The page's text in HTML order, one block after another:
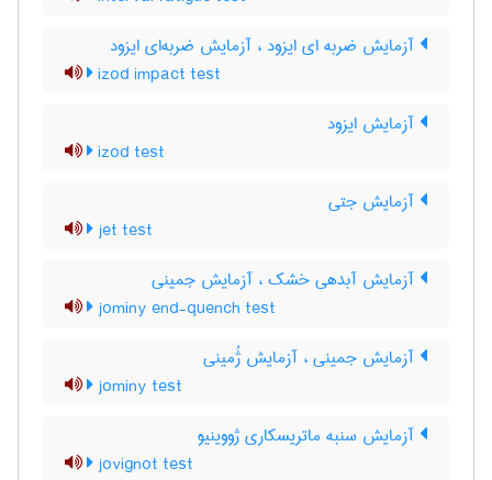
آزمایش ضربه ای ایزود ، آزمایش ضربه‌ای ایزود
izod impact test
آزمایش ایزود
izod test
آزمایش جتی
jet test
آزمایش آبدهی خشک ، آزمایش جمینی
jominy end-quench test
آزمایش جمینی ، آزمایش ژُمینی
jominy test
آزمایش سنبه ماتریسکاری ژووینیو
jovignot test